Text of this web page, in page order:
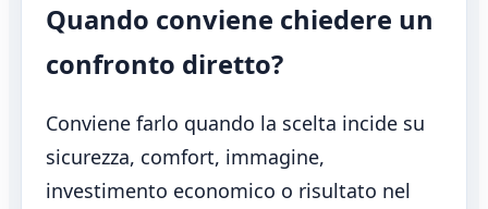
Quando conviene chiedere un
confronto diretto?
Conviene farlo quando la scelta incide su
sicurezza, comfort, immagine,
investimento economico o risultato nel